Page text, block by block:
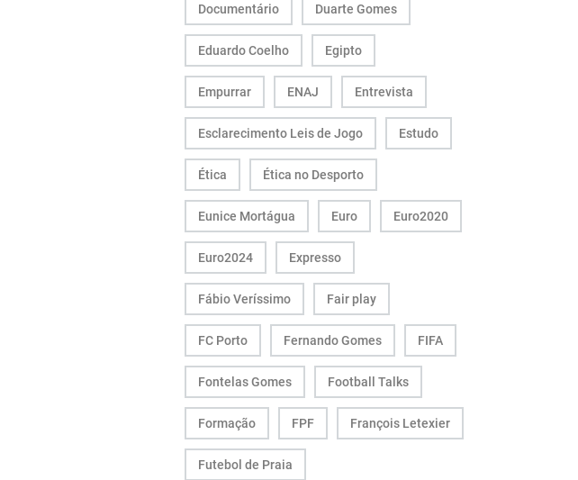
Documentário Duarte Gomes
Eduardo Coelho Egipto
Empurrar ENAJ Entrevista
Esclarecimento Leis de Jogo Estudo
Ética Ética no Desporto
Eunice Mortágua Euro Euro2020
Euro2024 Expresso
Fábio Veríssimo Fair play
FC Porto Fernando Gomes FIFA
Fontelas Gomes Football Talks
Formação FPF François Letexier
Futebol de Praia